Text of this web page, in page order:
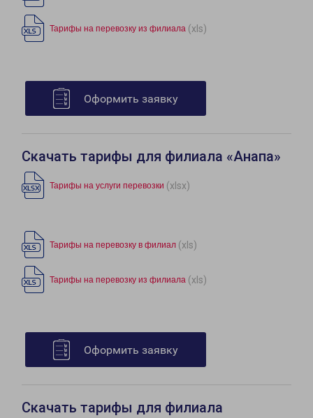
Тарифы на перевозку из филиала (xls)
Оформить заявку
Скачать тарифы для филиала «Анапа»
Тарифы на услуги перевозки (xlsx)
Тарифы на перевозку в филиал (xls)
Тарифы на перевозку из филиала (xls)
Оформить заявку
Скачать тарифы для филиала